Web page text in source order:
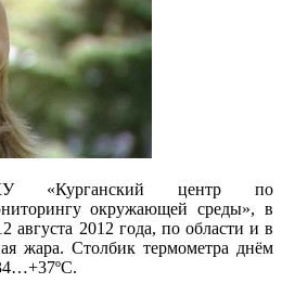
«Курганский центр по
окружающей среды», в
2012 года, по области и в
жара. Столбик термометра днём